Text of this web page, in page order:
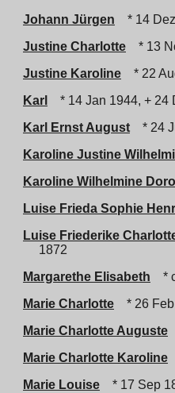
Johann Jürgen
* 14
Justine Charlotte
* 13
Justine Karoline
* 22
Karl
* 14 Jan 1944, + 24
Karl Ernst August
* 24
Karoline Justine
Karoline Wilhelmine
Luise Frieda Sophie
Luise Friederike
1872
Margarethe Elisabeth
*
Marie Charlotte
* 26
Marie Charlotte Auguste
Marie Charlotte Karoline
Marie Louise
* 17 Sep